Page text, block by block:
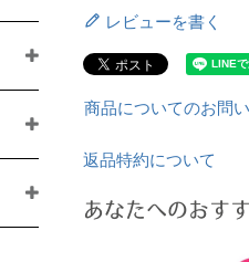
レビューを書く
商品についてのお問
返品特約について
あなたへのおす